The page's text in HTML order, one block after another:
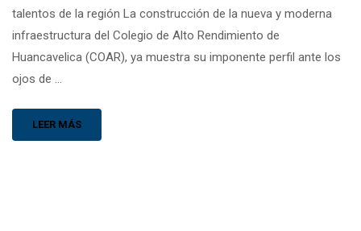
talentos de la región La construcción de la nueva y moderna
infraestructura del Colegio de Alto Rendimiento de
Huancavelica (COAR), ya muestra su imponente perfil ante los
ojos de …
LEER MÁS